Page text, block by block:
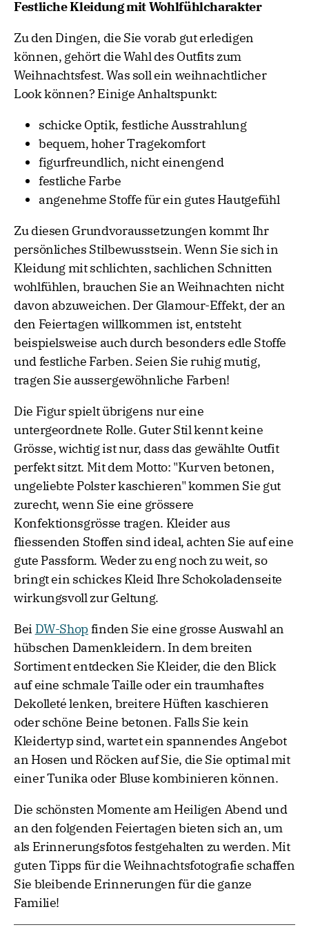
Festliche Kleidung mit Wohlfühlcharakter
Zu den Dingen, die Sie vorab gut erledigen
können, gehört die Wahl des Outfits zum
Weihnachtsfest. Was soll ein weihnachtlicher
Look können? Einige Anhaltspunkt:
schicke Optik, festliche Ausstrahlung
bequem, hoher Tragekomfort
figurfreundlich, nicht einengend
festliche Farbe
angenehme Stoffe für ein gutes Hautgefühl
Zu diesen Grundvoraussetzungen kommt Ihr
persönliches Stilbewusstsein. Wenn Sie sich in
Kleidung mit schlichten, sachlichen Schnitten
wohlfühlen, brauchen Sie an Weihnachten nicht
davon abzuweichen. Der Glamour-Effekt, der an
den Feiertagen willkommen ist, entsteht
beispielsweise auch durch besonders edle Stoffe
und festliche Farben. Seien Sie ruhig mutig,
tragen Sie aussergewöhnliche Farben!
Die Figur spielt übrigens nur eine
untergeordnete Rolle. Guter Stil kennt keine
Grösse, wichtig ist nur, dass das gewählte Outfit
perfekt sitzt. Mit dem Motto: "Kurven betonen,
ungeliebte Polster kaschieren" kommen Sie gut
zurecht, wenn Sie eine grössere
Konfektionsgrösse tragen. Kleider aus
fliessenden Stoffen sind ideal, achten Sie auf eine
gute Passform. Weder zu eng noch zu weit, so
bringt ein schickes Kleid Ihre Schokoladenseite
wirkungsvoll zur Geltung.
Bei DW-Shopfinden Sie eine grosse Auswahl an
hübschen Damenkleidern. In dem breiten
Sortiment entdecken Sie Kleider, die den Blick
auf eine schmale Taille oder ein traumhaftes
Dekolleté lenken, breitere Hüften kaschieren
oder schöne Beine betonen. Falls Sie kein
Kleidertyp sind, wartet ein spannendes Angebot
an Hosen und Röcken auf Sie, die Sie optimal mit
einer Tunika oder Bluse kombinieren können.
Die schönsten Momente am Heiligen Abend und
an den folgenden Feiertagen bieten sich an, um
als Erinnerungsfotos festgehalten zu werden. Mit
guten Tipps für die Weihnachtsfotografie schaffen
Sie bleibende Erinnerungen für die ganze
Familie!